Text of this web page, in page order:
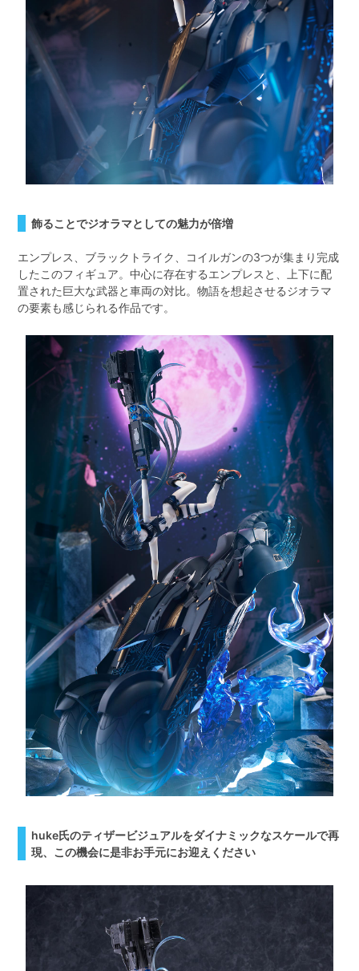
飾ることでジオラマとしての魅力が倍増
エンプレス、ブラックトライク、コイルガンの3つが集まり完成
したこのフィギュア。中心に存在するエンプレスと、上下に配
置された巨大な武器と車両の対比。物語を想起させるジオラマ
の要素も感じられる作品です。
huke氏のティザービジュアルをダイナミックなスケールで再
現、この機会に是非お手元にお迎えください